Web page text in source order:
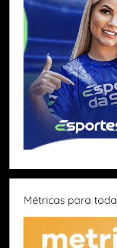
Métricas para